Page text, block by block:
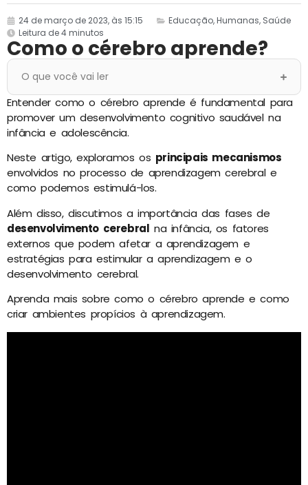
24 de março de 2023, às 15:15 Educação,Humanas, Saúde
Leitura de 4 minutos
Como o cérebro aprende?
O que você vai ler
Entender como o cérebro aprende é fundamental para
promover um desenvolvimento cognitivo saudável na
infância e adolescência.
Neste artigo, exploramos os principais mecanismos
envolvidos no processo de aprendizagem cerebral e
como podemos estimulá-los.
Além disso, discutimos a importância das fases de
desenvolvimento cerebral na infância, os fatores
externos que podem afetar a aprendizagem e
estratégias para estimular a aprendizagem e o
desenvolvimento cerebral.
Aprenda mais sobre como o cérebro aprende e como
criar ambientes propícios à aprendizagem.